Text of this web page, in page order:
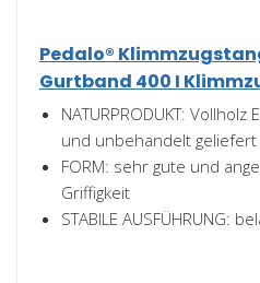
Pedalo®
Gurtband 400 I
NATURPRODUKT:
und unbehandelt geliefert
FORM: sehr gute und
Griffigkeit
STABILE AUSFÜHRUNG: